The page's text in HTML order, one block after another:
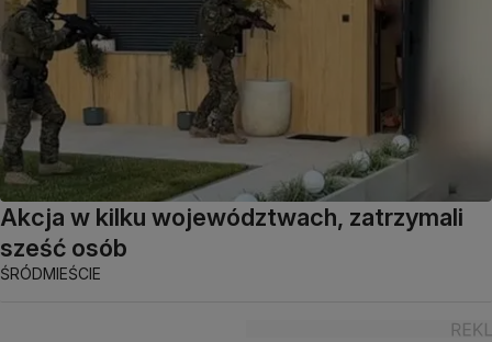
Akcja w kilku województwach, zatrzymali
sześć osób
ŚRÓDMIEŚCIE